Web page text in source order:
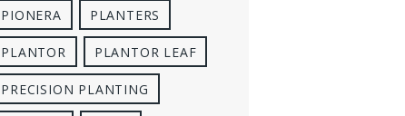
PIONERA PLANTERS
PLANTOR PLANTOR LEAF
PRECISION PLANTING